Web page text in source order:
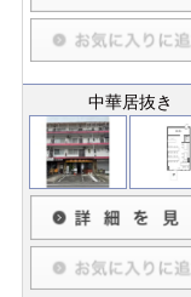
中華居抜き